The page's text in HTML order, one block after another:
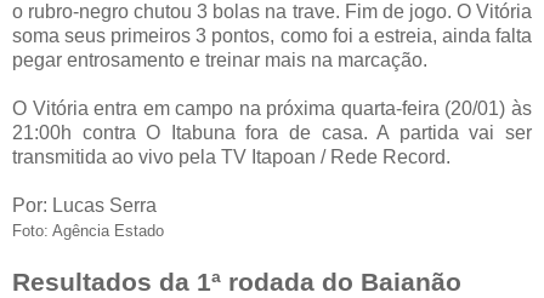
o rubro-negro chutou 3 bolas na trave. Fim de jogo. O Vitória
soma seus primeiros 3 pontos, como foi a estreia, ainda falta
pegar entrosamento e treinar mais na marcação.
O Vitória entra em campo na próxima quarta-feira (20/01) às
21:00h contra O Itabuna fora de casa. A partida vai ser
transmitida ao vivo pela TV Itapoan / Rede Record.
Por: Lucas Serra
Foto: Agência Estado
Resultados da 1ª rodada do Baianão